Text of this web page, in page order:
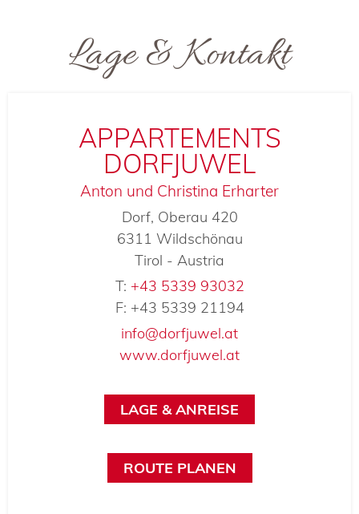
Lage & Kontakt
APPARTEMENTS
DORFJUWEL
Anton und Christina Erharter
Dorf, Oberau 420
6311 Wildschönau
Tirol - Austria
T: +43 5339 93032
F: +43 5339 21194
info@dorfjuwel.at
www.dorfjuwel.at
LAGE & ANREISE
ROUTE PLANEN